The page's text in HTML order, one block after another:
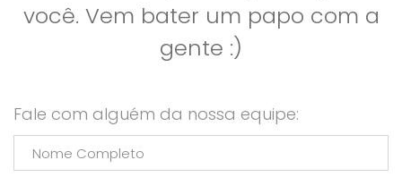
você. Vem bater um papo com a
gente :)
Fale com alguém da nossa equipe: